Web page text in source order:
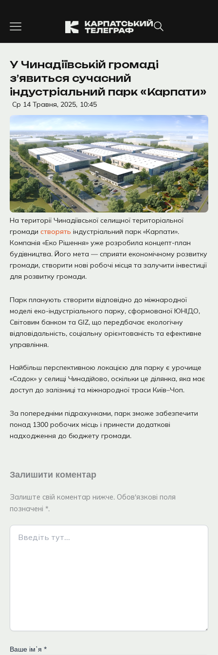
вмісту
У Чинадіївській громаді
з’явиться сучасний
індустріальний парк «Карпати»
Ср 14 Травня, 2025, 10:45
На території Чинадіївської селищної територіальної
громади створять індустріальний парк «Карпати».
Компанія «Еко Рішення» уже розробила концепт-план
будівництва. Його мета — сприяти економічному розвитку
громади, створити нові робочі місця та залучити інвестиції
для розвитку громади.
Парк планують створити відповідно до міжнародної
моделі еко-індустріального парку, сформованої ЮНІДО,
Світовим банком та GIZ, що передбачає екологічну
відповідальність, соціальну орієнтованість та ефективне
управління.
Найбільш перспективною локацією для парку є урочище
«Садок» у селищі Чинадійово, оскільки це ділянка, яка має
доступ до залізниці та міжнародної траси Київ–Чоп.
За попередніми підрахунками, парк зможе забезпечити
понад 1300 робочих місць і принести додаткові
надходження до бюджету громади.
Залишити коментар
Залиште свій коментар нижче. Обов'язкові поля
позначені *.
Введіть
тут...
Ваше імʼя *